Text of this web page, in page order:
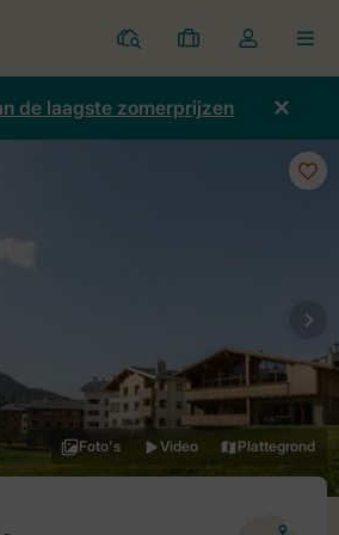
Parken
Mijn
boekingen
Open
de
dropdown
account
de laagste zomerprijzen